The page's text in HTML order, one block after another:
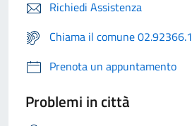
Richiedi Assistenza
Chiama il comune 02.92366.1
Prenota un appuntamento
Problemi in città